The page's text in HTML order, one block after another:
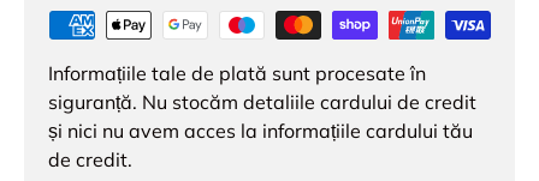
Informațiile tale de plată sunt procesate în
siguranță. Nu stocăm detaliile cardului de credit
și nici nu avem acces la informațiile cardului tău
de credit.